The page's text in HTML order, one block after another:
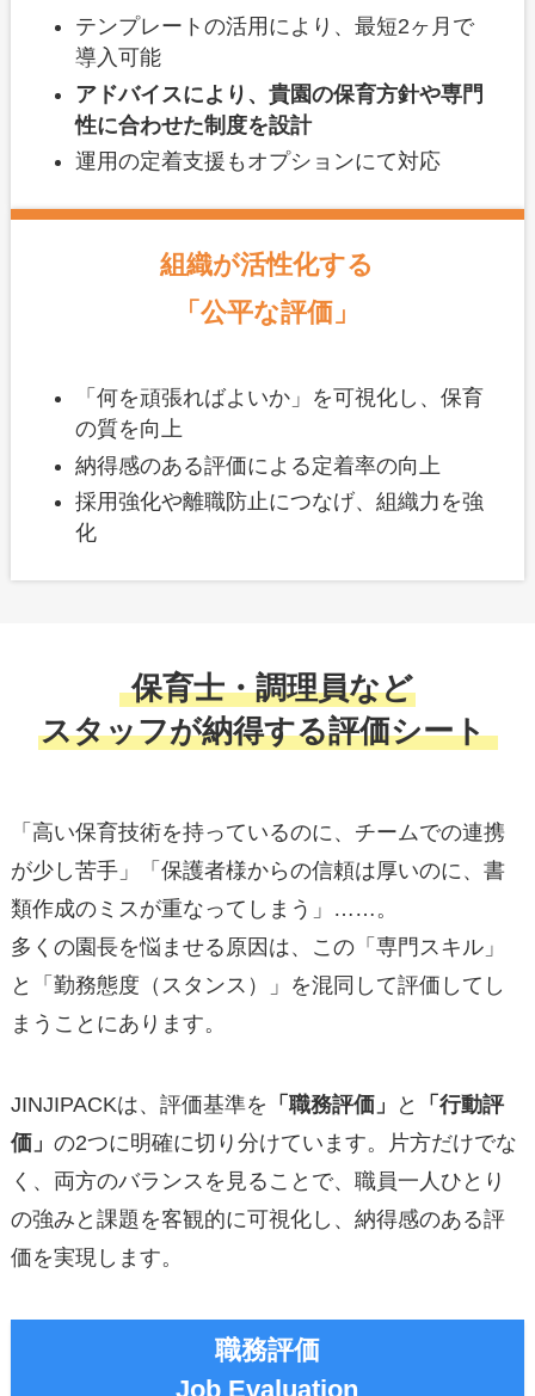
テンプレートの活用により、最短2ヶ月で
導入可能
アドバイスにより、貴園の保育方針や専門
性に合わせた制度を設計
運用の定着支援もオプションにて対応
組織が活性化する
「公平な評価」
「何を頑張ればよいか」を可視化し、保育
の質を向上
納得感のある評価による定着率の向上
採用強化や離職防止につなげ、組織力を強
化
保育士・調理員など
スタッフが納得する評価シート
「高い保育技術を持っているのに、チームでの連携
が少し苦手」「保護者様からの信頼は厚いのに、書
類作成のミスが重なってしまう」……。
多くの園長を悩ませる原因は、この「専門スキル」
と「勤務態度（スタンス）」を混同して評価してし
まうことにあります。
JINJIPACKは、評価基準を 「職務評価」 と
「行動評
価」 の2つに明確に切り分けています。片方だけでな
く、両方のバランスを見ることで、職員一人ひとり
の強みと課題を客観的に可視化し、納得感のある評
価を実現します。
職務評価
Job Evaluation